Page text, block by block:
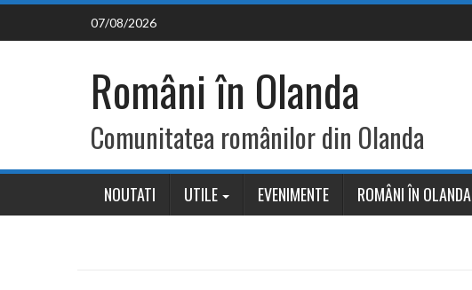
Skip
content
07/08/2026
Români în Olanda
Comunitatea românilor din Olanda
NOUTATI UTILE EVENIMENTE ROMÂNI ÎN OLANDA